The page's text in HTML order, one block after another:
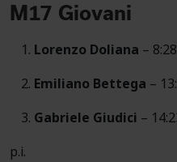
M17 Giovani
Lorenzo Doliana –
Emiliano Bettega –
Gabriele Giudici –
p.i.